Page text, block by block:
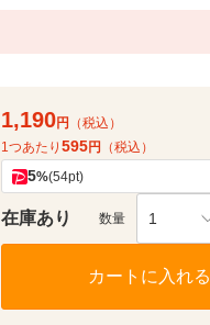
1,190円
（税込）
1つあたり 595円 （税込）
5%(54pt)
在庫あり 数量 1
カートに入れる